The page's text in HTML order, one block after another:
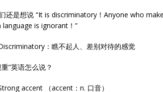
还是想说 “It is discriminatory！Anyone who
is ignorant！”
：瞧不起人、差别对待的感觉
”英语怎么说？
accent （accent：n. 口音）